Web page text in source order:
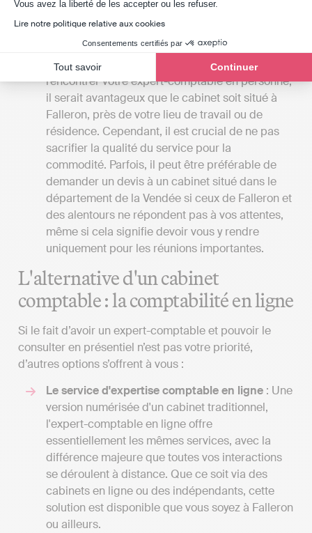
Vous avez la liberté de les accepter ou les refuser.
Lire notre politique relative aux cookies
Consentements certifiés par
Tout savoir Continuer
leur comptabilité, à l’inverse de l’expert-
comptable qui réalisera toutes les démarches à
la place de son client.
La proximité du cabinet
: Si vous préférez
rencontrer votre expert-comptable en personne,
il serait avantageux que le cabinet soit situé à
Falleron, près de votre lieu de travail ou de
résidence. Cependant, il est crucial de ne pas
sacrifier la qualité du service pour la
commodité. Parfois, il peut être préférable de
demander un devis à un cabinet situé dans le
département de la Vendée si ceux de Falleron et
des alentours ne répondent pas à vos attentes,
même si cela signifie devoir vous y rendre
uniquement pour les réunions importantes.
L'alternative d'un cabinet
comptable : la comptabilité en ligne
Si le fait d’avoir un expert-comptable et pouvoir le
consulter en présentiel n’est pas votre priorité,
d’autres options s’offrent à vous :
Le service d'expertise comptable en ligne : Une
version numérisée d'un cabinet traditionnel,
l'expert-comptable en ligne offre
essentiellement les mêmes services, avec la
différence majeure que toutes vos interactions
se déroulent à distance. Que ce soit via des
cabinets en ligne ou des indépendants, cette
solution est disponible que vous soyez à Falleron
ou ailleurs.